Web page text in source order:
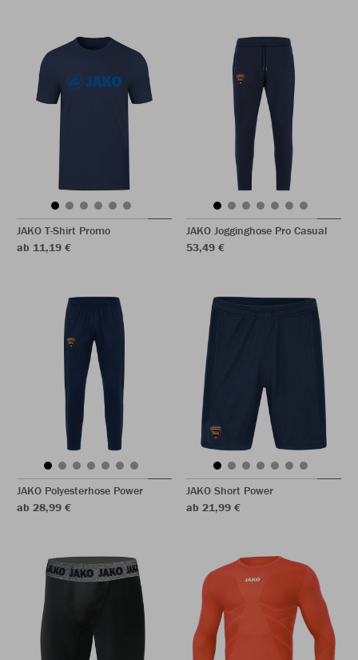
JAKO T-Shirt Promo
ab 11,19 €
JAKO Jogginghose Pro Casual
53,49 €
JAKO Polyesterhose Power
ab 28,99 €
JAKO Short Power
ab 21,99 €